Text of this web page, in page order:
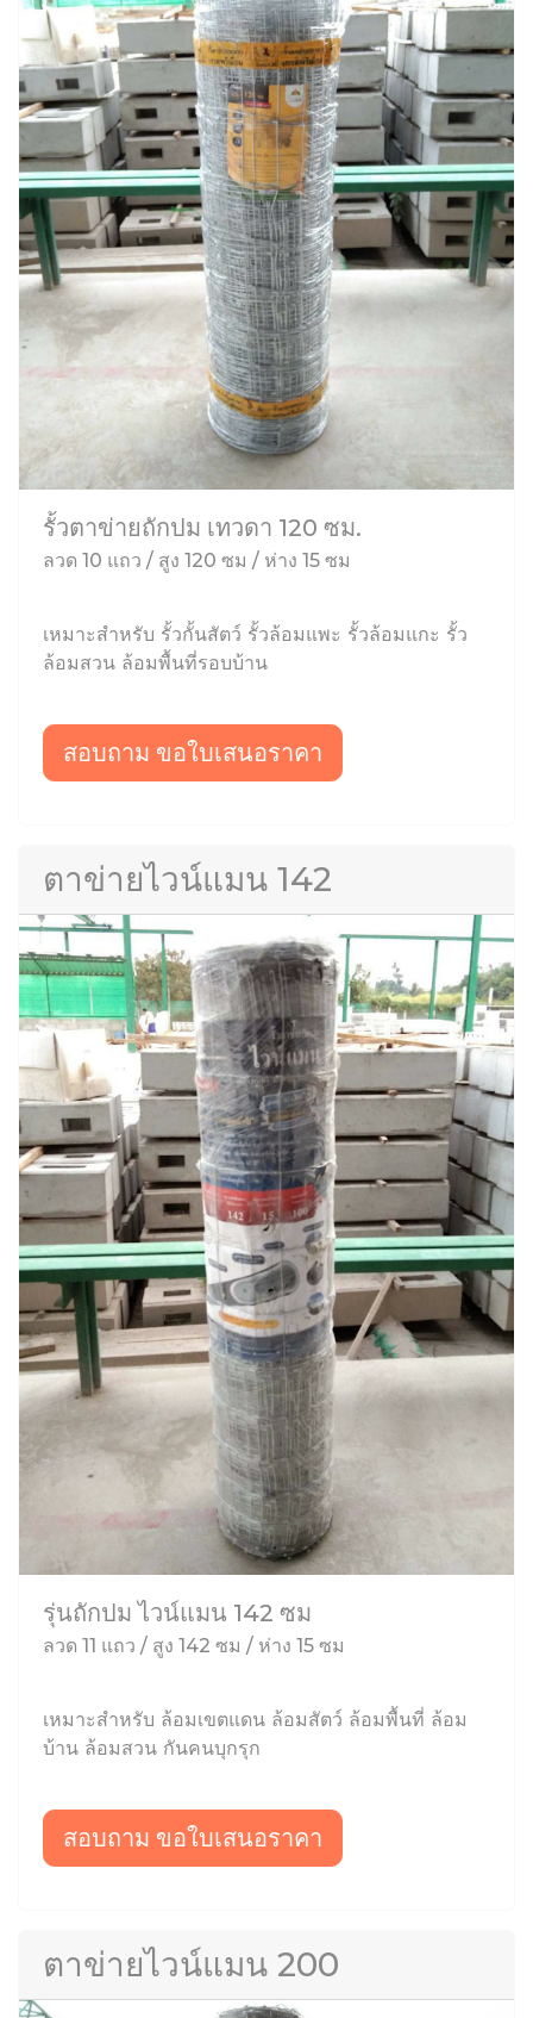
รั้วตาข่ายถักปม เทวดา 120 ซม.
ลวด 10 แถว / สูง 120 ซม / ห่าง 15 ซม
เหมาะสำหรับ รั้วกั้นสัตว์ รั้วล้อมแพะ รั้วล้อมแกะ รั้ว
ล้อมสวน ล้อมพื้นที่รอบบ้าน
สอบถาม ขอใบเสนอราคา
ตาข่ายไวน์แมน 142
รุ่นถักปม ไวน์แมน 142 ซม
ลวด 11 แถว / สูง 142 ซม / ห่าง 15 ซม
เหมาะสำหรับ ล้อมเขตแดน ล้อมสัตว์ ล้อมพื้นที่ ล้อม
บ้าน ล้อมสวน กันคนบุกรุก
สอบถาม ขอใบเสนอราคา
ตาข่ายไวน์แมน 200